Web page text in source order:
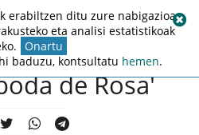
de Rosa'
erabiltzen ditu zure nabigazioa
eta analisi estatistikoak
Onartu
baduzu, kontsultatu hemen.